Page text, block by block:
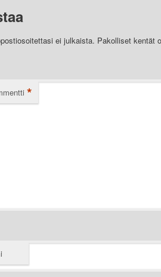
ei julkaista. Pakolliset kentät
*